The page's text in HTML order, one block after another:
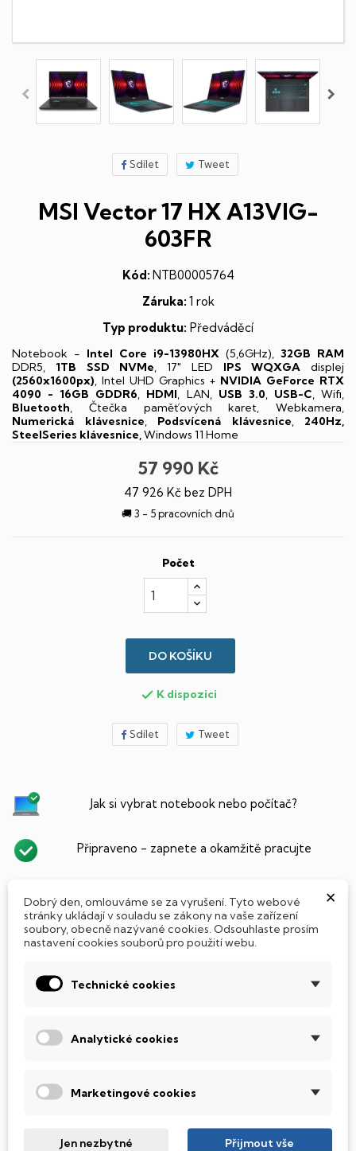
Sdílet Tweet
MSI Vector 17 HX A13VIG-
603FR
Kód: NTB00005764
Záruka: 1 rok
Typ produktu: Předváděcí
Notebook - Intel Core i9-13980HX (5,6GHz), 32GB RAM
DDR5, 1TB SSD NVMe, 17" LED IPS WQXGA displej
(2560x1600px), Intel UHD Graphics + NVIDIA GeForce RTX
4090 - 16GB GDDR6, HDMI, LAN, USB 3.0, USB-C, Wifi,
Bluetooth, Čtečka paměťových karet, Webkamera,
Numerická klávesnice, Podsvícená klávesnice, 240Hz,
SteelSeries klávesnice,Windows 11 Home
57 990 Kč
47 926 Kč bez DPH
🚚 3 - 5 pracovních dnů
Počet
DO KOŠÍKU
 K dispozici
Sdílet Tweet
Jak si vybrat notebook nebo počítač?
Připraveno - zapnete a okamžitě pracujte
Tento notebook je vybaven
(Solid State Drive)
součástmi a je tak mnohem méně náchylný
mnohemrychlejšípráci s daty.
×
Dobrý den, omlouváme se za vyrušení. Tyto webové
stránky ukládají v souladu se zákony na vaše zařízení
soubory, obecně nazývané cookies. Odsouhlaste prosím
nastavení cookies souborů pro použití webu.
Technické cookies
Analytické cookies
Marketingové cookies
Jen nezbytné Přijmout vše